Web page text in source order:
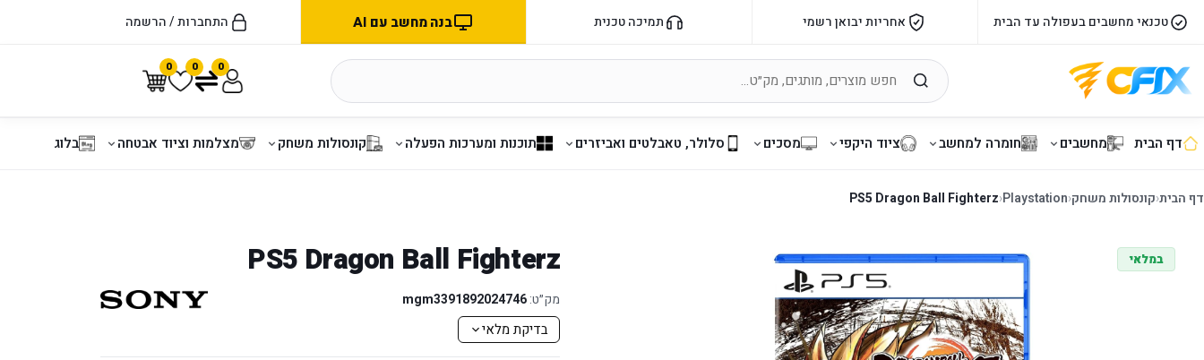
טכנאי מחשבים בעפולה עד הבית אחריות יבואן רשמי תמיכה טכנית בנה מחשב עם AI התחברות / הרשמה
0 0 0
דף הבית מחשבים חומרה למחשב ציוד היקפי מסכים סלולר, טאבלטים ואביזרים תוכנות ומערכות הפעלה קונסולות משחק מצלמות וציוד אבטחה בלוג
דף הבית‹קונסולות משחק‹
Playstation
‹
PS5 Dragon Ball Fighterz
במלאי PS5 Dragon Ball Fighterz
מק״ט:mgm3391892024746
בדיקת מלאי